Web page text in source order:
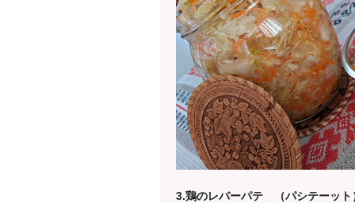
3.鶏のレバーパテ （パシテーット